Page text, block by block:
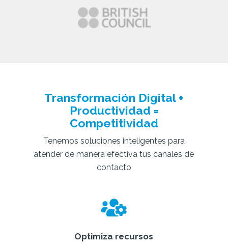
Transformación Digital +
Productividad =
Competitividad
Tenemos soluciones inteligentes para
atender de manera efectiva tus canales de
contacto
Optimiza recursos